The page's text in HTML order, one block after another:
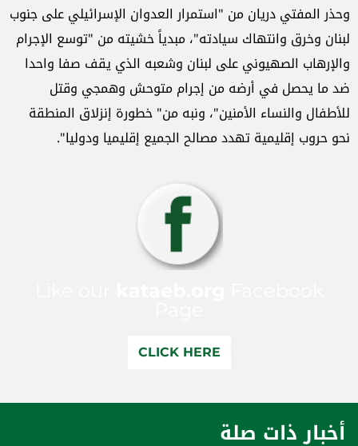
وحذر المفتي دريان من "استمرار العدوان الإسرائيلي على جنوب
لبنان وخرق وانتهاك سيادته"، مبدياً خشيته من "توسع الإجرام
والإرهاب الصهيوني على لبنان وشعبه الذي يقف صفا واحدا
ضد ما يحصل في أرضه من إجرام متوحش وهمجي وقتل
للأطفال والنساء الأمنين"، ونبه من" خطورة إنزلاق المنطقة
نحو حروب إقليمية تهدد مصالح الجميع إقليميا ودوليا".
CLICK HERE
أخبار ذات صلة